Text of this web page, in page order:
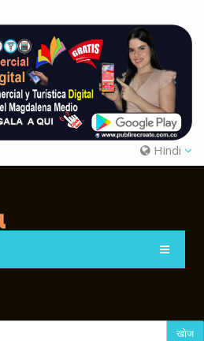
Hindi
खोज